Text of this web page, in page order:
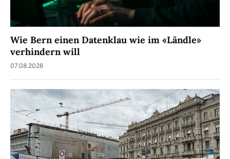
Wie Bern einen Datenklau wie im «Ländle»
verhindern will
07.08.2026